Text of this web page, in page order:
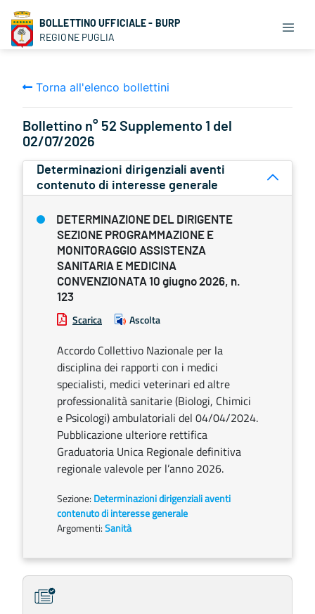
BOLLETTINO UFFICIALE - BURP
REGIONE PUGLIA
Torna all'elenco bollettini
Bollettino n° 52 Supplemento 1 del
02/07/2026
Determinazioni dirigenziali aventi
contenuto di interesse generale
DETERMINAZIONE DEL DIRIGENTE
SEZIONE PROGRAMMAZIONE E
MONITORAGGIO ASSISTENZA
SANITARIA E MEDICINA
CONVENZIONATA 10 giugno 2026, n.
123
Scarica Ascolta
Accordo Collettivo Nazionale per la
disciplina dei rapporti con i medici
specialisti, medici veterinari ed altre
professionalità sanitarie (Biologi, Chimici
e Psicologi) ambulatoriali del 04/04/2024.
Pubblicazione ulteriore rettifica
Graduatoria Unica Regionale definitiva
regionale valevole per l’anno 2026.
Sezione: Determinazioni dirigenziali aventi
contenuto di interesse generale
Argomenti:Sanità